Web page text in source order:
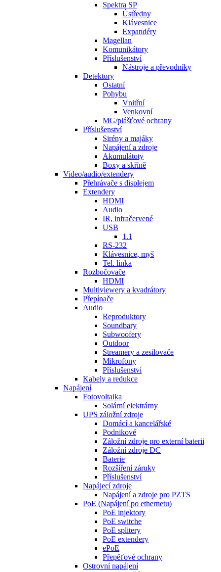
Spektra SP
Ústředny
Klávesnice
Expandéry
Magellan
Komunikátory
Příslušenství
Nástroje a převodníky
Detektory
Ostatní
Pohybu
Vnitřní
Venkovní
MG/plášťové ochrany
Příslušenství
Sirény a majáky
Napájení a zdroje
Akumulátoty
Boxy a skříně
Video/audio/extendery
Přehrávače s displejem
Extendery
HDMI
Audio
IR, infračervené
USB
1.1
RS-232
Klávesnice, myš
Tel. linka
Rozbočovače
HDMI
Multiviewery a kvadrátory
Přepínače
Audio
Reproduktory
Soundbary
Subwoofery
Outdoor
Streamery a zesilovače
Mikrofony
Příslušenství
Kabely a redukce
Napájení
Fotovoltaika
Solární elektrárny
UPS záložní zdroje
Domácí a kancelářské
Podnikové
Záložní zdroje pro externí baterii
Záložní zdroje DC
Baterie
Rozšíření záruky
Příslušenství
Napájecí zdroje
Napájení a zdroje pro PZTS
PoE (Napájení po ethernetu)
PoE injektory
PoE switche
PoE splitery
PoE extendery
ePoE
Přepěťové ochrany
Ostrovní napájení